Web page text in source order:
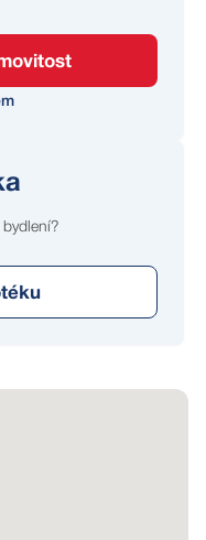
bydlení?